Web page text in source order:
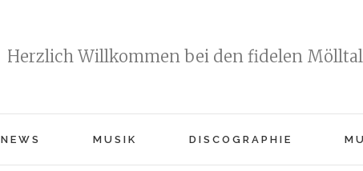
Herzlich Willkommen bei den fidelen
NEWS MUSIK DISCOGRAPHIE